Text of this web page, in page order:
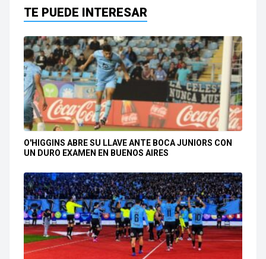
TE PUEDE INTERESAR
O'HIGGINS ABRE SU LLAVE ANTE BOCA JUNIORS CON
UN DURO EXAMEN EN BUENOS AIRES